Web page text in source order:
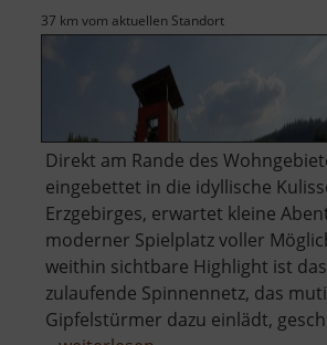
37 km vom aktuellen Standort
Direkt am Rande des
eingebettet in die idyllische
Erzgebirges, erwartet kleine
moderner Spielplatz voller
weithin sichtbare Highlight ist
zulaufende Spinnennetz, das
Gipfelstürmer dazu einlädt,